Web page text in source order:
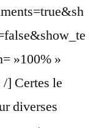
»100% »
] Certes le
diverses